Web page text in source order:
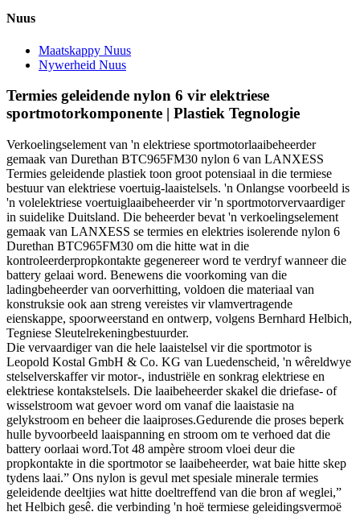
Nuus
Maatskappy Nuus
Nywerheid Nuus
Termies geleidende nylon 6 vir elektriese
sportmotorkomponente | Plastiek Tegnologie
Verkoelingselement van 'n elektriese sportmotorlaaibeheerder
gemaak van Durethan BTC965FM30 nylon 6 van LANXESS
Termies geleidende plastiek toon groot potensiaal in die termiese
bestuur van elektriese voertuig-laaistelsels. 'n Onlangse voorbeeld is
'n volelektriese voertuiglaaibeheerder vir 'n sportmotorvervaardiger
in suidelike Duitsland. Die beheerder bevat 'n verkoelingselement
gemaak van LANXESS se termies en elektries isolerende nylon 6
Durethan BTC965FM30 om die hitte wat in die
kontroleerderpropkontakte gegenereer word te verdryf wanneer die
battery gelaai word. Benewens die voorkoming van die
ladingbeheerder van oorverhitting, voldoen die materiaal van
konstruksie ook aan streng vereistes vir vlamvertragende
eienskappe, spoorweerstand en ontwerp, volgens Bernhard Helbich,
Tegniese Sleutelrekeningbestuurder.
Die vervaardiger van die hele laaistelsel vir die sportmotor is
Leopold Kostal GmbH & Co. KG van Luedenscheid, 'n wêreldwye
stelselverskaffer vir motor-, industriële en sonkrag elektriese en
elektriese kontakstelsels. Die laaibeheerder skakel die driefase- of
wisselstroom wat gevoer word om vanaf die laaistasie na
gelykstroom en beheer die laaiproses.Gedurende die proses beperk
hulle byvoorbeeld laaispanning en stroom om te verhoed dat die
battery oorlaai word.Tot 48 ampère stroom vloei deur die
propkontakte in die sportmotor se laaibeheerder, wat baie hitte skep
tydens laai.” Ons nylon is gevul met spesiale minerale termies
geleidende deeltjies wat hitte doeltreffend van die bron af weglei,”
het Helbich gesê. die verbinding 'n hoë termiese geleidingsvermoë